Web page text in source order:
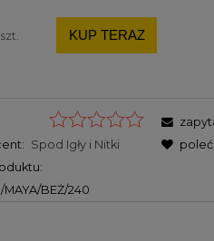
szt.
Spod Igły i Nitki
MAYA/BEŻ/240